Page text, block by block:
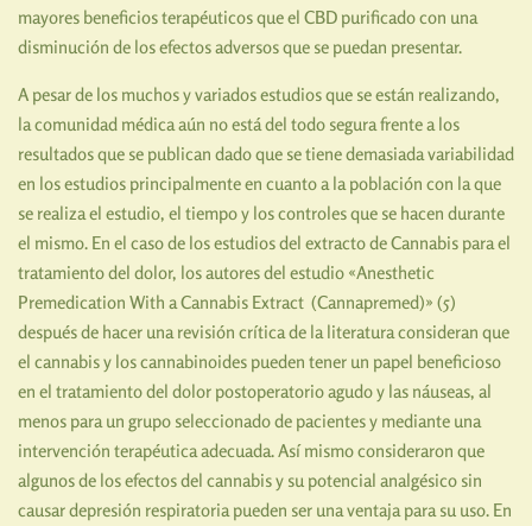
mayores beneficios terapéuticos que el CBD purificado con una
disminución de los efectos adversos que se puedan presentar.
A pesar de los muchos y variados estudios que se están realizando,
la comunidad médica aún no está del todo segura frente a los
resultados que se publican dado que se tiene demasiada variabilidad
en los estudios principalmente en cuanto a la población con la que
se realiza el estudio, el tiempo y los controles que se hacen durante
el mismo. En el caso de los estudios del extracto de Cannabis para el
tratamiento del dolor, los autores del estudio «Anesthetic
Premedication With a Cannabis Extract (Cannapremed)» (5)
después de hacer una revisión crítica de la literatura consideran que
el cannabis y los cannabinoides pueden tener un papel beneficioso
en el tratamiento del dolor postoperatorio agudo y las náuseas, al
menos para un grupo seleccionado de pacientes y mediante una
intervención terapéutica adecuada. Así mismo consideraron que
algunos de los efectos del cannabis y su potencial analgésico sin
causar depresión respiratoria pueden ser una ventaja para su uso. En